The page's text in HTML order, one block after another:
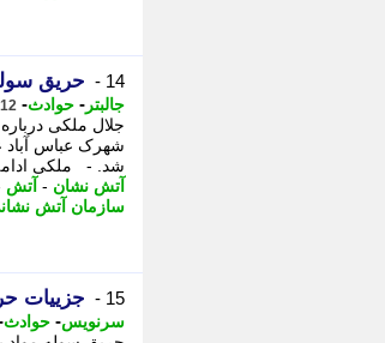
14 - حریق
جالبتر - حوادث- 12 روز پیش - جمعه 2 مرداد 1405، 17:27
شهرک عباس آباد
شد. - ملکی
آتش نشان - آتش
سازمان آتش
15 - جزییات
سرنویس- حوادث